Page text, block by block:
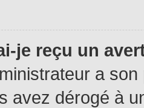
je reçu un
a
avez dérogé à